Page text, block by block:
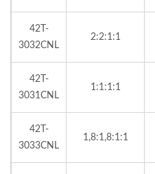
42T-
3032CNL
2:2:1:1
42T-
3031CNL
1:1:1:1
42T-
3033CNL
1,8:1,8:1:1